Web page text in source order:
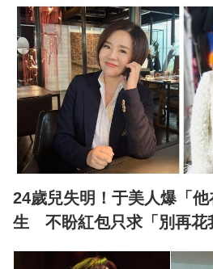
24歲兒失明！于美人爆「
生 不盼紅包只求「別再花